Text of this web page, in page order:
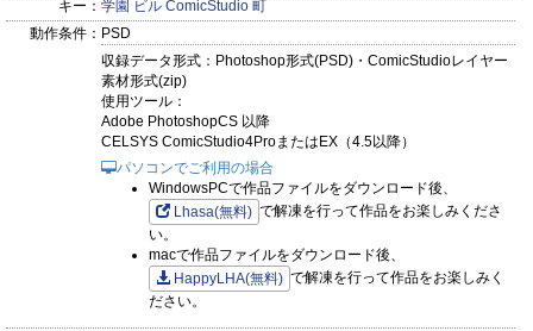
キー： 学園 ビル ComicStudio 町
動作条件： PSD
収録データ形式：Photoshop形式(PSD)・ComicStudioレイヤー
素材形式(zip)
使用ツール：
Adobe PhotoshopCS 以降
CELSYS ComicStudio4ProまたはEX（4.5以降）
パソコンでご利用の場合
WindowsPCで作品ファイルをダウンロード後、
Lhasa(無料) で解凍を行って作品をお楽しみくださ
い。
macで作品ファイルをダウンロード後、
HappyLHA(無料) で解凍を行って作品をお楽しみく
ださい。